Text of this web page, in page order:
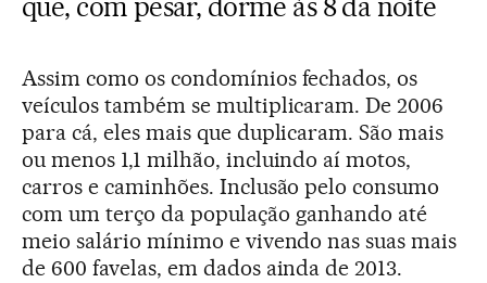
Assim como os condomínios fechados, os
veículos também se multiplicaram. De 2006
para cá, eles mais que duplicaram. São mais
ou menos 1,1 milhão, incluindo aí motos,
carros e caminhões. Inclusão pelo consumo
com um terço da população ganhando até
meio salário mínimo e vivendo nas suas mais
de 600 favelas, em dados ainda de 2013.